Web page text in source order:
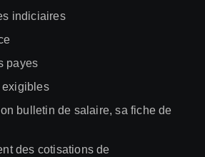
indiciaires
payes
bulletin de salaire, sa fiche de
des cotisations de